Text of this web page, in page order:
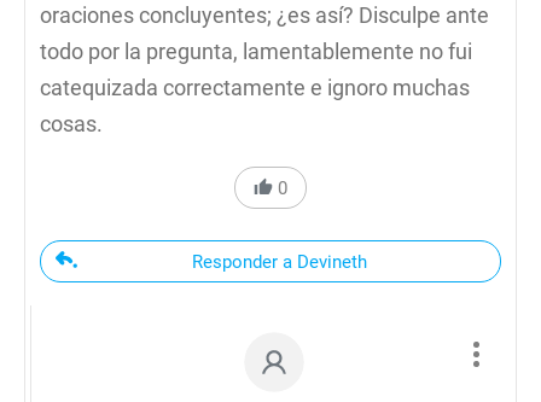
oraciones concluyentes; ¿es así? Disculpe ante
todo por la pregunta, lamentablemente no fui
catequizada correctamente e ignoro muchas
cosas.
0
Responder a Devineth